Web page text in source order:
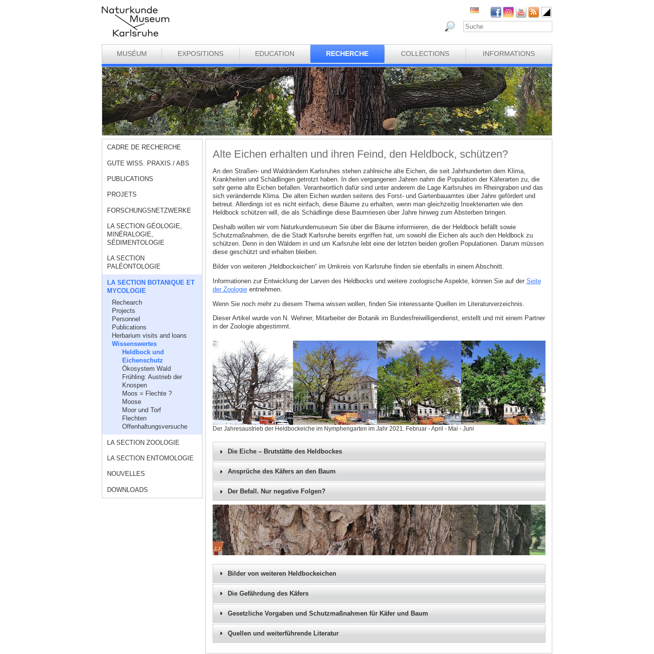
MUSÉUM EXPOSITIONS EDUCATION RECHERCHE COLLECTIONS INFORMATIONS
CADRE DE RECHERCHE
GUTE WISS. PRAXIS / ABS
PUBLICATIONS
PROJETS
FORSCHUNGSNETZWERKE
LA SECTION GÉOLOGIE,
MINÉRALOGIE,
SÉDIMENTOLOGIE
LA SECTION
PALÉONTOLOGIE
LA SECTION BOTANIQUE ET
MYCOLOGIE
Rechearch
Projects
Personnel
Publications
Herbarium visits and loans
Wissenswertes
Heldbock und
Eichenschutz
Ökosystem Wald
Frühling: Austrieb der
Knospen
Moos = Flechte ?
Moose
Moor und Torf
Flechten
Offenhaltungsversuche
LA SECTION ZOOLOGIE
LA SECTION ENTOMOLOGIE
NOUVELLES
DOWNLOADS
Alte Eichen erhalten und ihren Feind, den Heldbock, schützen?
An den Straßen- und Waldrändern Karlsruhes stehen zahlreiche alte Eichen, die seit Jahrhunderten dem Klima,
Krankheiten und Schädlingen getrotzt haben. In den vergangenen Jahren nahm die Population der Käferarten zu, die
sehr gerne alte Eichen befallen. Verantwortlich dafür sind unter anderem die Lage Karlsruhes im Rheingraben und das
sich verändernde Klima. Die alten Eichen wurden seitens des Forst- und Gartenbauamtes über Jahre gefördert und
betreut. Allerdings ist es nicht einfach, diese Bäume zu erhalten, wenn man gleichzeitig Insektenarten wie den
Heldbock schützen will, die als Schädlinge diese Baumriesen über Jahre hinweg zum Absterben bringen.
Deshalb wollen wir vom Naturkundemuseum Sie über die Bäume informieren, die der Heldbock befällt sowie
Schutzmaßnahmen, die die Stadt Karlsruhe bereits ergriffen hat, um sowohl die Eichen als auch den Heldbock zu
schützen. Denn in den Wäldern in und um Karlsruhe lebt eine der letzten beiden großen Populationen. Darum müssen
diese geschützt und erhalten bleiben.
Bilder von weiteren „Heldbockeichen“ im Umkreis von Karlsruhe finden sie ebenfalls in einem Abschnitt.
Informationen zur Entwicklung der Larven des Heldbocks und weitere zoologische Aspekte, können Sie auf der Seite
der Zoologieentnehmen.
Wenn Sie noch mehr zu diesem Thema wissen wollen, finden Sie interessante Quellen im Literaturverzeichnis.
Dieser Artikel wurde von N. Wehner, Mitarbeiter der Botanik im Bundesfreiwilligendienst, erstellt und mit einem Partner
in der Zoologie abgestimmt.
Der Jahresaustrieb der Heldbockeiche im Nymphengarten im Jahr 2021. Februar - April - Mai - Juni
Die Eiche – Brutstätte des Heldbockes
Ansprüche des Käfers an den Baum
Der Befall. Nur negative Folgen?
Bilder von weiteren Heldbockeichen
Die Gefährdung des Käfers
Gesetzliche Vorgaben und Schutzmaßnahmen für Käfer und Baum
Quellen und weiterführende Literatur